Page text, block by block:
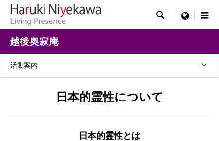
 menu
越後奥寂庵
活動案内
日本的霊性について
日本的霊性とは